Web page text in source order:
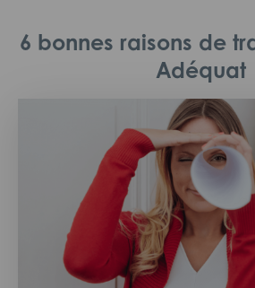
6 bonnes raisons de
Adéquat